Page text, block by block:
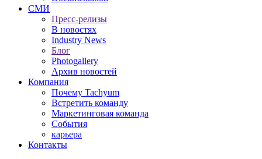
СМИ
Пресс-релизы
В новостях
Industry News
Блог
Photogallery
Архив новостей
Компания
Почему Tachyum
Встретить команду
Маркетинговая команда
События
карьера
Контакты